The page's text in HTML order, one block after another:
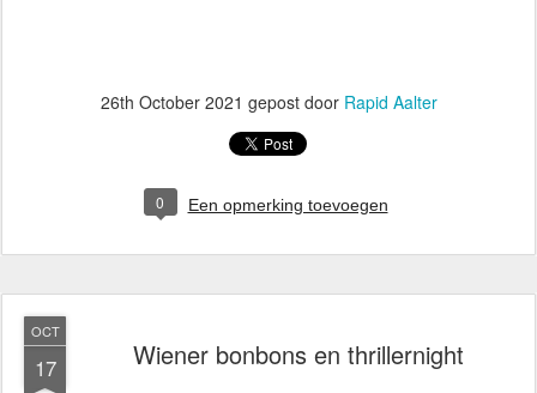
26th October 2021 gepost door Rapid Aalter
0 Een opmerking toevoegen
OCT
17 Wiener bonbons en thrillernight